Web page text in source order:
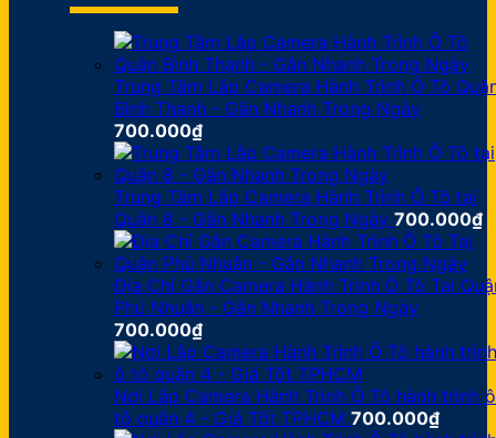
Trung Tâm Lắp Camera Hành Trình Ô Tô
Bình Thạnh - Gắn Nhanh Trong Ngày
700.000₫
Trung Tâm Lắp Camera Hành Trình Ô Tô tại
Quận 8 - Gắn Nhanh Trong Ngày 700.000₫
Địa Chỉ Gắn Camera Hành Trình Ô Tô Tại
Phú Nhuận - Gắn Nhanh Trong Ngày
700.000₫
Nơi Lắp Camera Hành Trình Ô Tô hành trình ô
tô quận 4 - Giá Tốt TPHCM 700.000₫